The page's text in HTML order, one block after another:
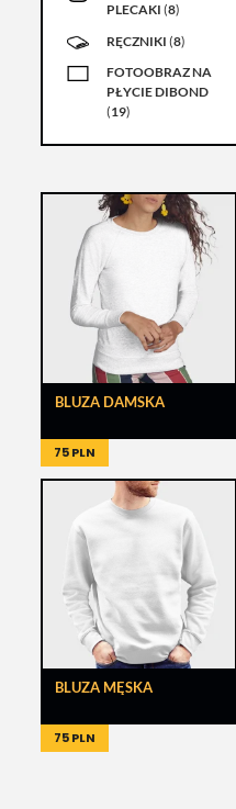
PLECAKI (8)
RĘCZNIKI (8)
FOTOOBRAZ NA
PŁYCIE DIBOND
(19)
BLUZA DAMSKA
75 PLN
BLUZA MĘSKA
75 PLN